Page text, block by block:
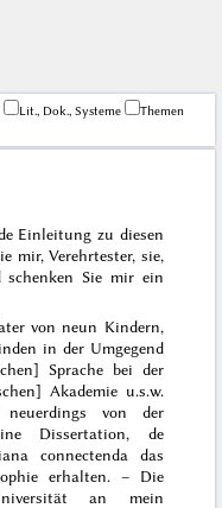
Lit., Dok., Systeme
Themen
Einleitung zu diesen
mir, Verehrtester, sie,
schenken Sie mir ein
von neun Kindern,
in der Umgegend
Sprache bei der
Akademie u.s.w.
von der
Dissertation, de
connectenda das
erhalten. – Die
an mein